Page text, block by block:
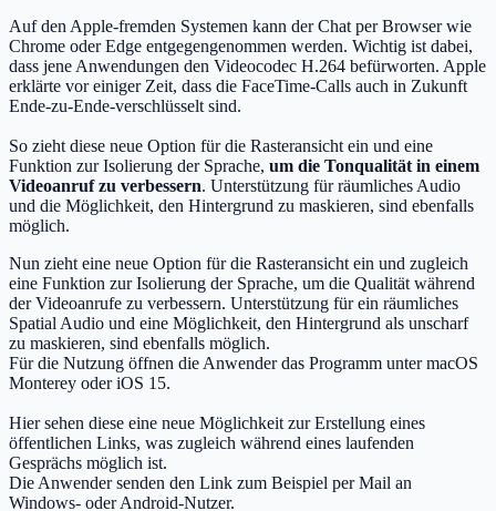
Auf den Apple-fremden Systemen kann der Chat per Browser wie
Chrome oder Edge entgegengenommen werden. Wichtig ist dabei,
dass jene Anwendungen den Videocodec H.264 befürworten. Apple
erklärte vor einiger Zeit, dass die FaceTime-Calls auch in Zukunft
Ende-zu-Ende-verschlüsselt sind.
So zieht diese neue Option für die Rasteransicht ein und eine
Funktion zur Isolierung der Sprache, um die Tonqualität in einem
Videoanruf zu verbessern. Unterstützung für räumliches Audio
und die Möglichkeit, den Hintergrund zu maskieren, sind ebenfalls
möglich.
Nun zieht eine neue Option für die Rasteransicht ein und zugleich
eine Funktion zur Isolierung der Sprache, um die Qualität während
der Videoanrufe zu verbessern. Unterstützung für ein räumliches
Spatial Audio und eine Möglichkeit, den Hintergrund als unscharf
zu maskieren, sind ebenfalls möglich.
Für die Nutzung öffnen die Anwender das Programm unter macOS
Monterey oder iOS 15.
Hier sehen diese eine neue Möglichkeit zur Erstellung eines
öffentlichen Links, was zugleich während eines laufenden
Gesprächs möglich ist.
Die Anwender senden den Link zum Beispiel per Mail an
Windows- oder Android-Nutzer.